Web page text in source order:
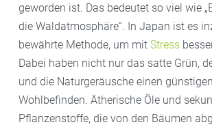
geworden ist. Das bedeutet so viel wie
die Waldatmosphäre“. In Japan ist es
bewährte Methode, um mit Stress
Dabei haben nicht nur das satte Grün,
und die Naturgeräusche einen
Wohlbefinden. Ätherische Öle und
Pflanzenstoffe, die von den Bäumen